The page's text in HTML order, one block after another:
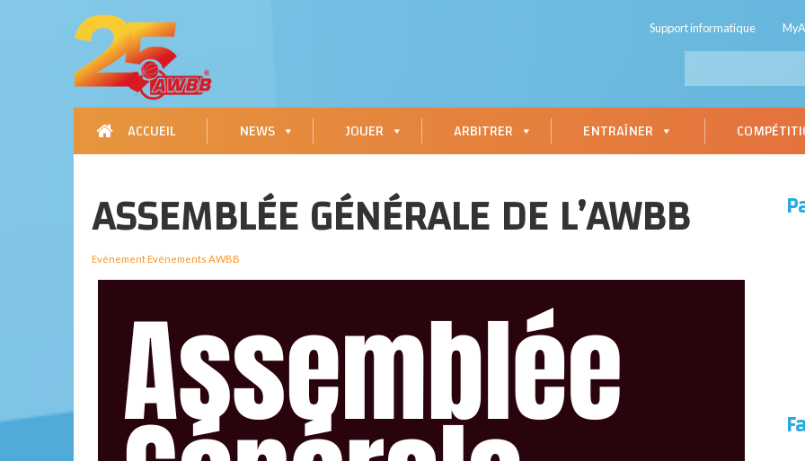
Support informatique
ACCUEIL NEWS JOUER ARBITRER ENTRAÎNER
ASSEMBLÉE GÉNÉRALE DE L’AWBB
EvénementEvénements AWBB